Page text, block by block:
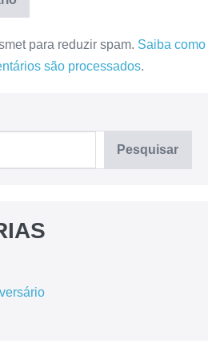
para reduzir spam. Saiba como
são processados.
Pesquisar